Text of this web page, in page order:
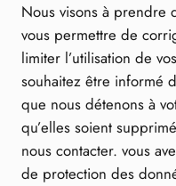
Nous visons à prendre
vous permettre de
limiter l’utilisation de
souhaitez être informé
que nous détenons à
qu’elles soient
nous contacter. vous
de protection des